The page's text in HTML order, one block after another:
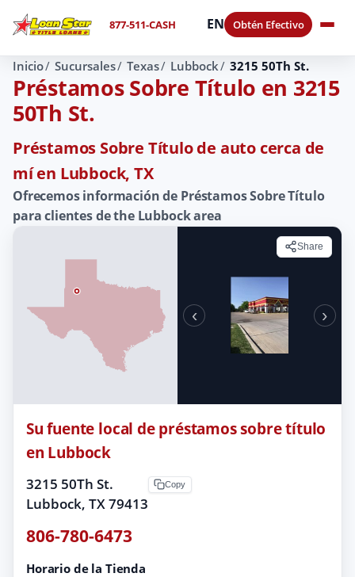
877-511-CASH EN Obtén Efectivo
Inicio Sucursales Texas Lubbock 3215 50Th St.
Préstamos Sobre Título en 3215
50Th St.
Préstamos Sobre Título de auto cerca de
mí en Lubbock, TX
Ofrecemos información de Préstamos Sobre Título
para clientes de the Lubbock area
Share
‹ ›
Su fuente local de préstamos sobre título
en Lubbock
3215 50Th St.
Lubbock, TX 79413
Copy
806-780-6473
Horario de la Tienda